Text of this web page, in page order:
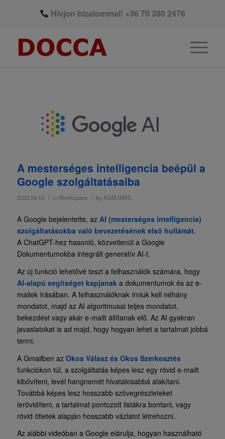
Hívjon bizalommal! +36 70 380 2476
A mesterséges intelligencia beépül a
Google szolgáltatásaiba
2023.04.12. / inWorkspace / by ADM GWS
A Google bejelentette, az AI (mesterséges intelligencia)
szolgáltatásokba való bevezetésének első hullámát.
A ChatGPT-hez hasonló, közvetlenül a Google
Dokumentumokba integrált generatív AI-t.
Az új funkció lehetővé teszi a felhasználók számára, hogy
AI-alapú segítséget kapjanak a dokumentumok és az e-
mailek írásában. A felhasználóknak írniuk kell néhány
mondatot, majd az AI algoritmusai teljes mondatot,
bekezdést vagy akár e-mailt állítanak elő. Az AI gyakran
javaslatokat is ad majd, hogy hogyan lehet a tartalmat jobbá
tenni.
A Gmailben az Okos Válasz és Okos Szerkesztés
funkciókon túl, a szolgáltatás képes lesz egy rövid e-mailt
kibővíteni, levél hangnemét hivatalosabbá alakítani.
Továbbá képes lesz hosszabb szövegrészleteket
lerövidíteni, a tartalmat pontozott listákra bontani, vagy
rövid ötletek alapján hosszabb vázlatot létrehozni.
Az alábbi videóban a Google elárulja, hogyan használható